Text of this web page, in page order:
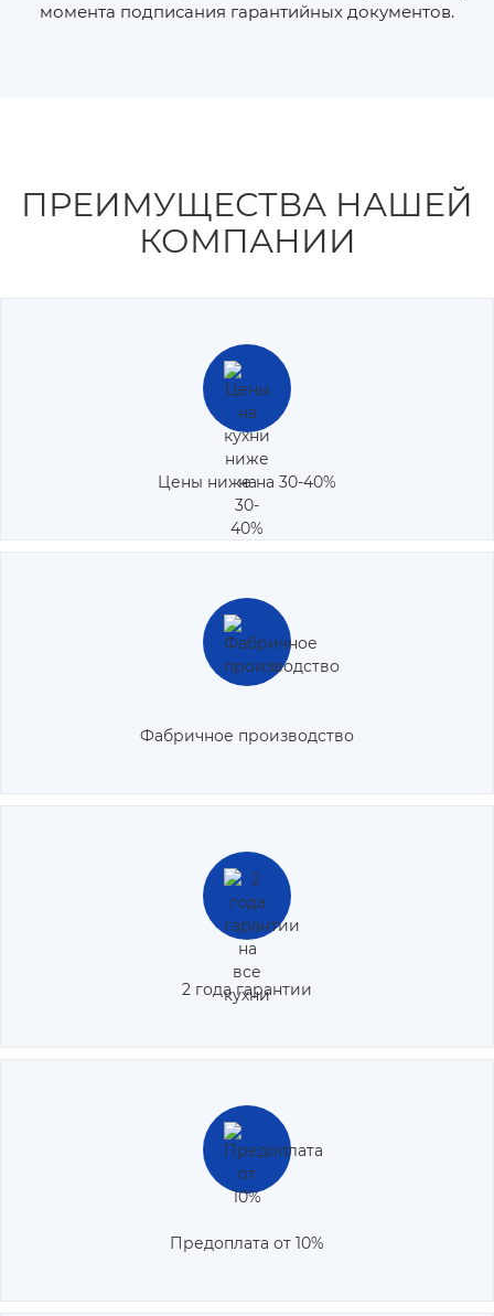
момента подписания гарантийных документов.
ПРЕИМУЩЕСТВА НАШЕЙ
КОМПАНИИ
Цены ниже на 30-40%
Цены на кухни ниже на 30-40%, чем у конкурентов за счет
внедрения современных методик производства и
оптимизации рабочих процессов.
Фабричное производство
Мебель производится на современном, высокоточном
заводском оборудовании, что обеспечивает максимальное
2 года гарантии
При заказе кухни и любой другой мебели в нашей компании,
клиент получает 2-х летнюю гарантию производителя.
Предоплата от 10%
Мы предлагаем уникальную возможность заказчикам на
минимальный размер предоплаты в размере 10% от
стоимости изделия.